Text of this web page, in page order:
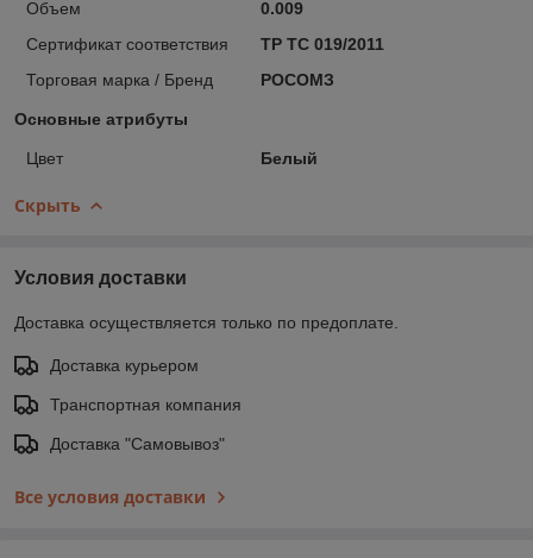
Объем
0.009
Сертификат соответствия
ТР ТС 019/2011
Торговая марка / Бренд
РОСОМЗ
Основные атрибуты
Цвет Белый
Скрыть
Условия доставки
Доставка осуществляется только по предоплате.
Доставка курьером
Транспортная компания
Доставка "Самовывоз"
Все условия доставки